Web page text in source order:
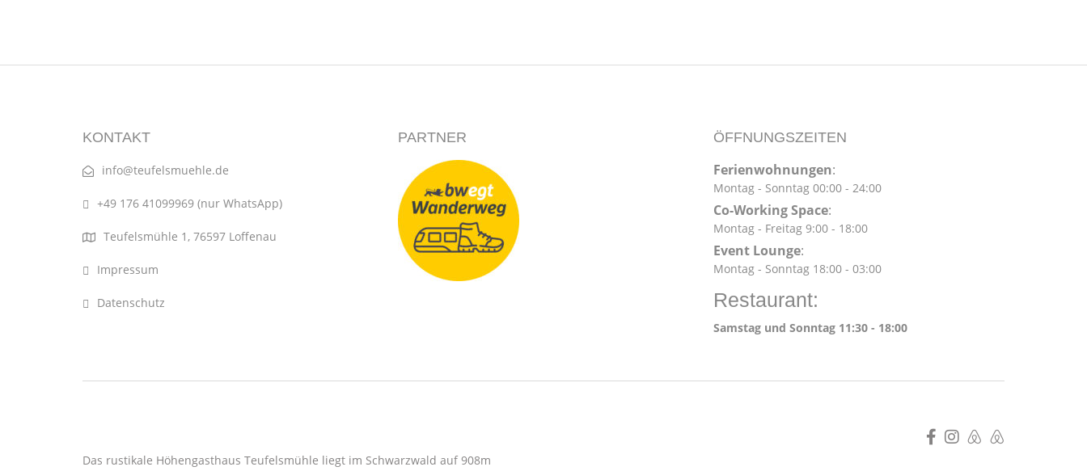
KONTAKT
info@teufelsmuehle.de
+49 176 41099969 (nur WhatsApp)
Teufelsmühle 1, 76597 Loffenau
Impressum
Datenschutz
PARTNER ÖFFNUNGSZEITEN
Ferienwohnungen:
Montag - Sonntag 00:00 - 24:00
Co-Working Space:
Montag - Freitag 9:00 - 18:00
Event Lounge:
Montag - Sonntag 18:00 - 03:00
Restaurant:
Samstag und Sonntag 11:30 - 18:00
Das rustikale Höhengasthaus Teufelsmühle liegt im Schwarzwald auf 908m